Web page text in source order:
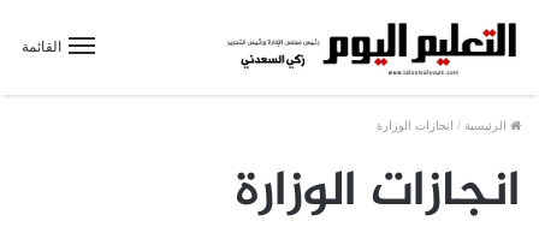
القائمة
الرئيسية / انجازات الوزارة
انجازات الوزارة